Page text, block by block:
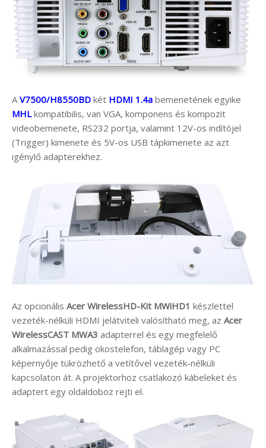
A V7500/H8550BD két HDMI 1.4a bemenetének egyike
MHLkompatibilis, van VGA, komponens és kompozit
videobemenete, RS232 portja, valamint 12V-os indítójel
(Trigger) kimenete és 5V-os USB tápkimenete az azt
igénylő adapterekhez.
Az opcionális Acer WirelessHD-Kit MWiHD1 készlettel
vezeték-nélküli HDMI jelátviteli valósítható meg, az Acer
WirelessCAST MWA3 adapterrel és egy megfelelő
alkalmazással pedig okostelefon, táblagép vagy PC
képernyője tükrözhető a vetítővel vezeték-nélküli
kapcsolaton át. A projektorhoz csatlakozó kábeleket és
adaptert egy oldaldoboz rejti el.